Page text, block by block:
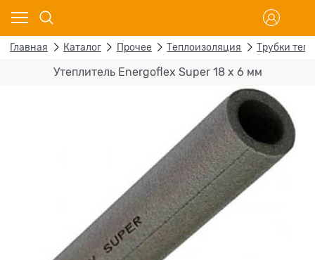
Главная Каталог Прочее Теплоизоляция Трубки
Утеплитель Energoflex Super 18 x 6 мм